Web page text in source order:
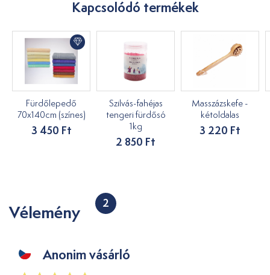
Kapcsolódó termékek
Fürdőlepedő
70x140cm (színes)
3 450 Ft
Szilvás-fahéjas
tengeri fürdősó
1kg
2 850 Ft
Masszázskefe -
kétoldalas
3 220 Ft
Vélemény 2
Anonim vásárló